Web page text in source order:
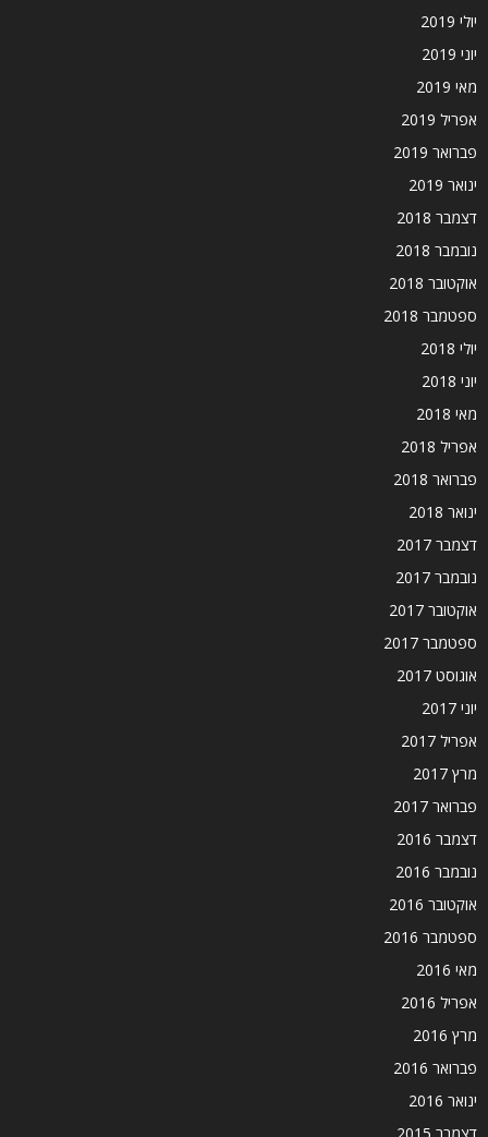
יולי 2019
יוני 2019
מאי 2019
אפריל 2019
פברואר 2019
ינואר 2019
דצמבר 2018
נובמבר 2018
אוקטובר 2018
ספטמבר 2018
יולי 2018
יוני 2018
מאי 2018
אפריל 2018
פברואר 2018
ינואר 2018
דצמבר 2017
נובמבר 2017
אוקטובר 2017
ספטמבר 2017
אוגוסט 2017
יוני 2017
אפריל 2017
מרץ 2017
פברואר 2017
דצמבר 2016
נובמבר 2016
אוקטובר 2016
ספטמבר 2016
מאי 2016
אפריל 2016
מרץ 2016
פברואר 2016
ינואר 2016